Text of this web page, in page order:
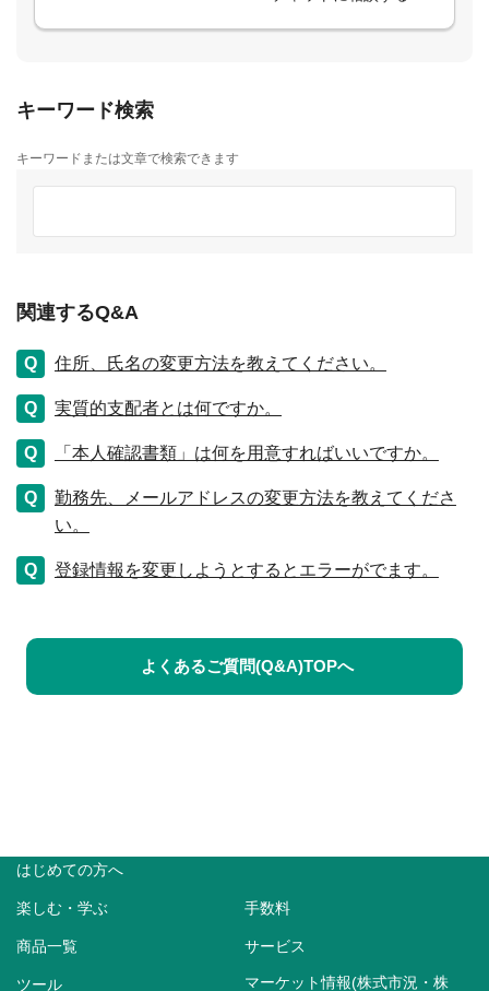
キーワード検索
キーワードまたは文章で検索できます
関連するQ&A
住所、氏名の変更方法を教えてください。
実質的支配者とは何ですか。
「本人確認書類」は何を用意すればいいですか。
勤務先、メールアドレスの変更方法を教えてくださ
い。
登録情報を変更しようとするとエラーがでます。
よくあるご質問(Q&A)TOPへ
はじめての方へ
楽しむ・学ぶ 手数料
商品一覧 サービス
ツール
マーケット情報(株式市況・株